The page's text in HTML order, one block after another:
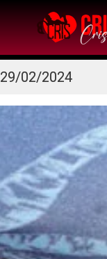
29/02/2024